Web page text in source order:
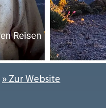
» Zur Website